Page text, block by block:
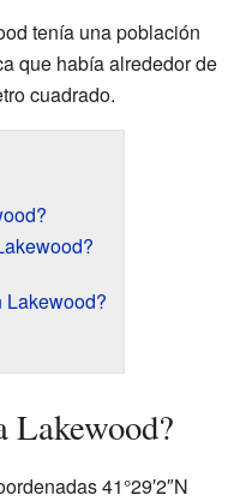
tenía una población
que había alrededor de
cuadrado.
Lakewood?
Lakewood?
41°29′2″N